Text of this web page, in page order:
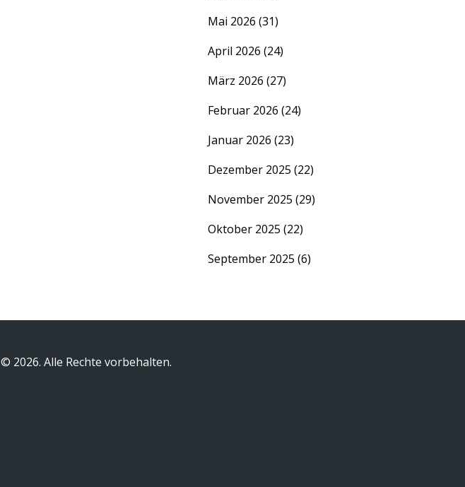
Mai 2026 (31)
April 2026 (24)
März 2026 (27)
Februar 2026 (24)
Januar 2026 (23)
Dezember 2025 (22)
November 2025 (29)
Oktober 2025 (22)
September 2025 (6)
© 2026. Alle Rechte vorbehalten.